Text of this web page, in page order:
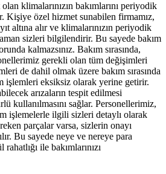
klimalarınızın bakımlarını periyodik
Kişiye özel hizmet sunabilen firmamız,
altına alır ve klimalarınızın periyodik
sizleri bilgilendirir. Bu sayede bakım
kalmazsınız. Bakım sırasında,
gerekli olan tüm değişimleri
de dahil olmak üzere bakım sırasında
işlemleri eksiksiz olarak yerine getirir.
arızaların tespit edilmesi
kullanılmasını sağlar. Personellerimiz,
işlemelerle ilgili sizleri detaylı olarak
parçalar varsa, sizlerin onayı
Bu sayede neye ve nereye para
ile bakımlarınızı